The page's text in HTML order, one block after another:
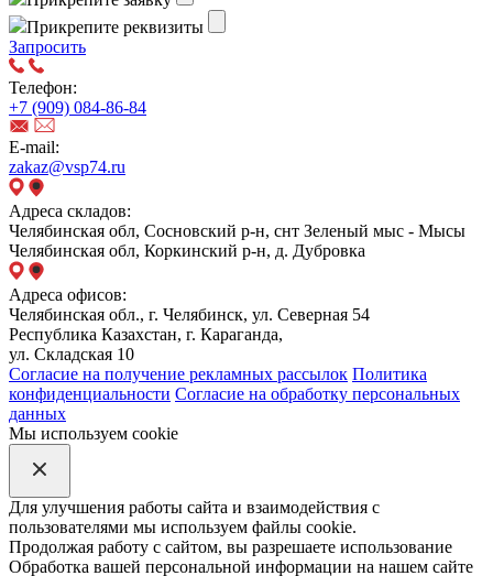
Прикрепите реквизиты
Запросить
Телефон:
+7 (909) 084-86-84
E-mail:
zakaz@vsp74.ru
Адреса складов:
Челябинская обл, Сосновский р-н, снт Зеленый мыс - Мысы
Челябинская обл, Коркинский р-н, д. Дубровка
Адреса офисов:
Челябинская обл., г. Челябинск, ул. Северная 54
Республика Казахстан, г. Караганда,
ул. Складская 10
Согласие на получение рекламных рассылок Политика
конфиденциальности Согласие на обработку персональных
данных
Мы используем cookie
Для улучшения работы сайта и взаимодействия с
пользователями мы используем файлы cookie.
Продолжая работу с сайтом, вы разрешаете использование
Обработка вашей персональной информации на нашем сайте